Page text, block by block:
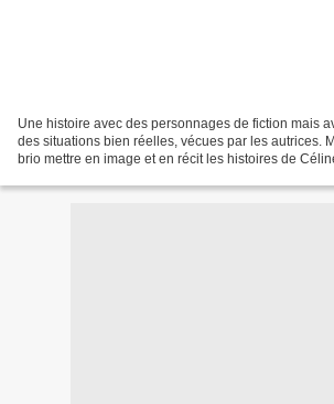
Une histoire avec des personnages de fiction mais
des situations bien réelles, vécues par les autrices.
brio mettre en image et en récit les histoires de